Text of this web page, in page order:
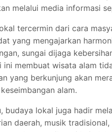
melalui media informasi
tercermin dari cara
yang mengajarkan
sungai dijaga
ini membuat wisata alam
yang berkunjung akan
alam.
budaya lokal juga hadir
daerah, musik